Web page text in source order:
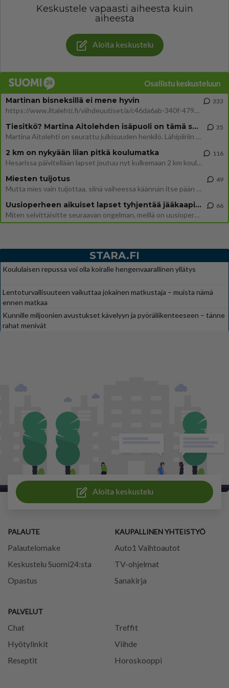
Keskustele vapaasti aiheesta kuin
aiheesta
Aloita keskustelu
Osallistu keskusteluun
Martinan bisneksillä ei mene hyvin
https://www.iltalehti.fi/viihdeuutiset/a/c46da6ab-340f-4790-aaa7-0865eed2336 Yrityksen konkurssihakemus on tullut kärä
333
Tiesitkö? Martina Aitolehden isäpuoli on tämä suosittu laulaja
Martina Aitolehti on seurattu julkisuuden henkilö. Lähipiiriin mahtuu muitakin tunnettuja henkilöitä. Tiesitkö, että Ma
35
2 km on nykyään liian pitkä koulumatka
Hesarissa päivitellään lapset joutuu nyt kulkemaan 2 km kouluun jösses. Ruostefillarilla tuo matka menee vaikka miten äk
116
Miesten tuijotus
Mutta mies vain tuijottaa, siinä vaiheessa käännän itse pään pois. Mikä juttu? Yleensä jos joku tuijottaa tai katsoo, hä
49
Uusioperheen aikuiset lapset tyhjentää jääkaapin käydessään
Miten selvittäisitte seuraavan ongelman, meillä on uusioperhe, minulla teini-ikäiset lapset ja puolisolla aikuiset, jotk
66
STARA.FI
Koululaisen repussa voi olla koiralle hengenvaarallinen yllätys
Lentoturvallisuuteen vaikuttaa jokainen matkustaja – muista nämä
ennen matkaa
Kunnille miljoonien avustukset kävelyyn ja pyöräliikenteeseen – tänne
rahat menivät
Aloita keskustelu
PALAUTE
Palautelomake
Keskustelu Suomi24:sta
Opastus
PALVELUT
Chat
Treffit
Hyötylinkit
Viihde
Reseptit
Horoskooppi
KAUPALLINEN YHTEISTYÖ
Auto1 Vaihtoautot
TV-ohjelmat
Sanakirja